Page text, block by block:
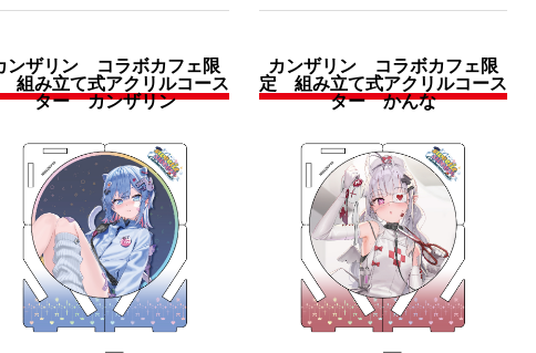
ンザリン コラボカフェ限
組み立て式アクリルコース
ター カンザリン
カンザリン コラボカフェ限
定 組み立て式アクリルコース
ター かんな